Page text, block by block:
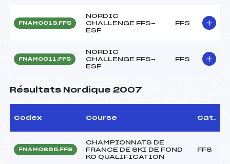
FNAM0013.FFS
NORDIC
CHALLENGE FFS-
ESF
FFS
FNAM0011.FFS
NORDIC
CHALLENGE FFS-
ESF
FFS
Résultats Nordique 2007
Codex Course Cat.
FNAM0865.FFS
CHAMPIONNATS DE
FRANCE DE SKI DE FOND
KO QUALIFICATION
FFS